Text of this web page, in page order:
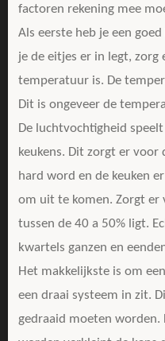
factoren rekening mee
Als eerste heb je een
je de eitjes er in legt,
temperatuur is. De
Dit is ongeveer de
De luchtvochtigheid
keukens. Dit zorgt er
hard word en de keuken
om uit te komen. Zorgt er
tussen de 40 a 50% ligt.
kwartels ganzen en
Het makkelijkste is om
een draai systeem in zit.
gedraaid moeten worden.